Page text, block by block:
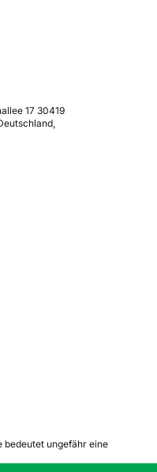
17 30419
bedeutet ungefähr eine